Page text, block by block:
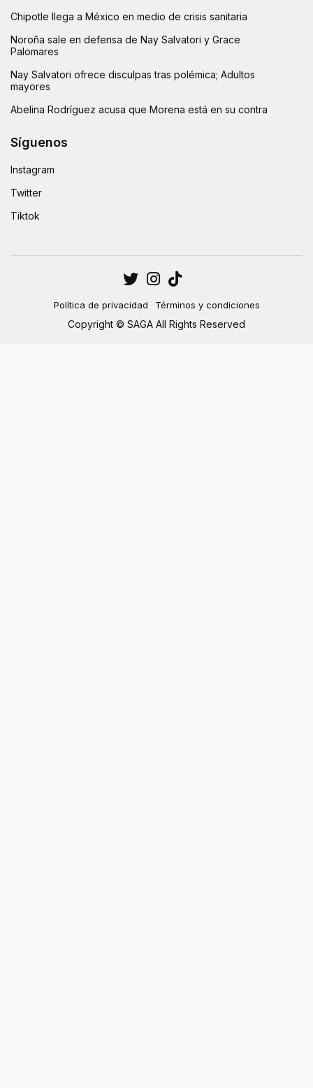
Chipotle llega a México en medio de crisis sanitaria
Noroña sale en defensa de Nay Salvatori y Grace
Palomares
Nay Salvatori ofrece disculpas tras polémica; Adultos
mayores
Abelina Rodríguez acusa que Morena está en su contra
Síguenos
Instagram
Twitter
Tiktok
Política de privacidad Términos y condiciones
Copyright © SAGA All Rights Reserved